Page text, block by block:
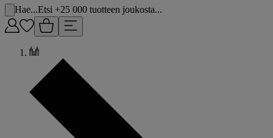
Hae...Etsi +25 000 tuotteen joukosta...